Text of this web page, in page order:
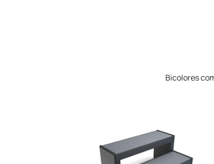
Bicolores